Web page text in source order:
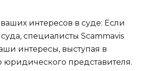
интересов в суде: Если
специалисты Scammavis
интересы, выступая в
юридического представителя.